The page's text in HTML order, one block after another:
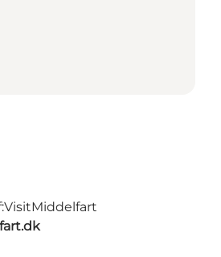
VisitMiddelfart